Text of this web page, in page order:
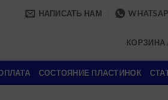
НАПИСАТЬ НАМ
КОРЗИНА
СОСТОЯНИЕ ПЛАСТИНОК